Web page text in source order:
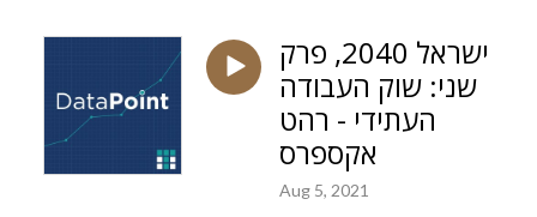
ישראל 2040, פרק
שני: שוק העבודה
העתידי - רהט
אקספרס
Aug 5, 2021